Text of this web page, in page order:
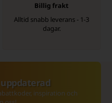
Billig frakt
Alltid snabb leverans - 1-3
dagar.
inspiration och